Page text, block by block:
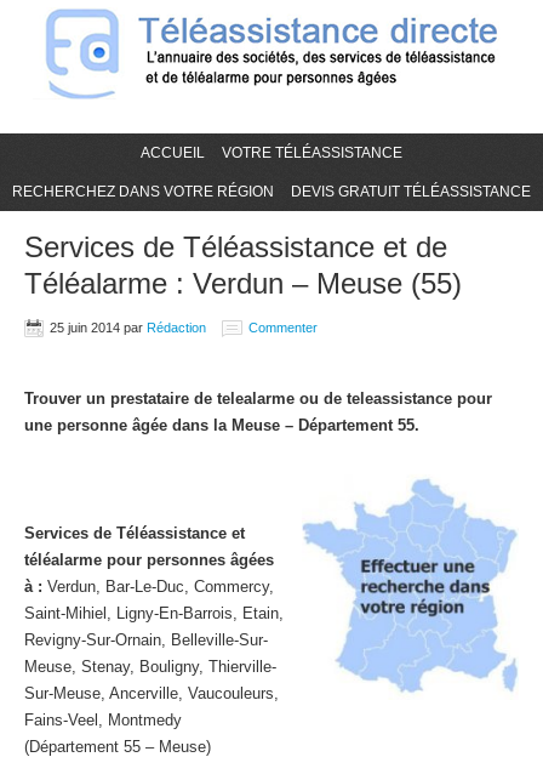
ACCUEIL VOTRE TÉLÉASSISTANCE
RECHERCHEZ DANS VOTRE RÉGION DEVIS GRATUIT TÉLÉASSISTANCE
Services de Téléassistance et de
Téléalarme : Verdun – Meuse (55)
25 juin 2014 par Rédaction Commenter
Trouver un prestataire de telealarme ou de teleassistance pour
une personne âgée dans la Meuse – Département 55.
Services de Téléassistance et
téléalarme pour personnes âgées
à : Verdun, Bar-Le-Duc, Commercy,
Saint-Mihiel, Ligny-En-Barrois, Etain,
Revigny-Sur-Ornain, Belleville-Sur-
Meuse, Stenay, Bouligny, Thierville-
Sur-Meuse, Ancerville, Vaucouleurs,
Fains-Veel, Montmedy
(Département 55 – Meuse)